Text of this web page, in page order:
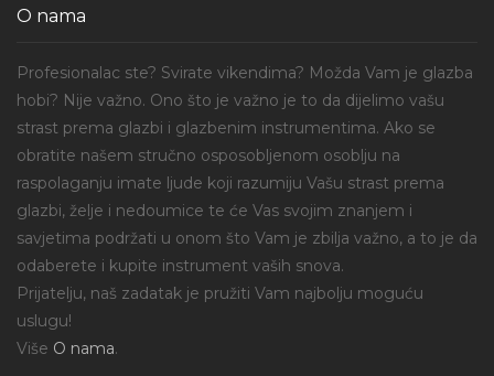
O nama
Profesionalac ste? Svirate vikendima? Možda Vam je glazba
hobi? Nije važno. Ono što je važno je to da dijelimo vašu
strast prema glazbi i glazbenim instrumentima. Ako se
obratite našem stručno osposobljenom osoblju na
raspolaganju imate ljude koji razumiju Vašu strast prema
glazbi, želje i nedoumice te će Vas svojim znanjem i
savjetima podržati u onom što Vam je zbilja važno, a to je da
odaberete i kupite instrument vaših snova.
Prijatelju, naš zadatak je pružiti Vam najbolju moguću
uslugu!
Više O nama.